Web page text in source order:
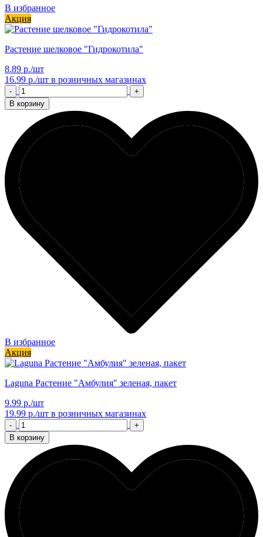
В избранное
Акция
Растение шелковое "Гидрокотила"
8.89 р./шт
16.99 р./шт в розничных магазинах
-
+
В корзину
В избранное
Акция
Laguna Растение "Амбулия" зеленая, пакет
9.99 р./шт
19.99 р./шт в розничных магазинах
-
+
В корзину